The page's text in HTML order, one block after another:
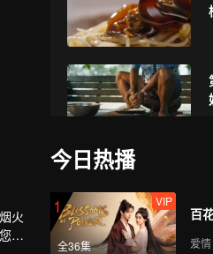
火
领
今日热播
1
全36集
VIP
百
爱情